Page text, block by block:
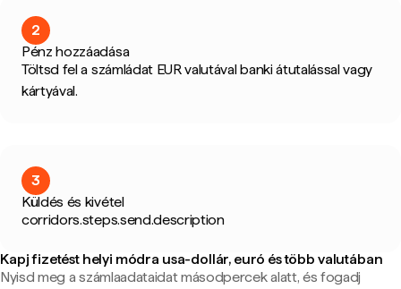
2
Pénz hozzáadása
Töltsd fel a számládat EUR valutával banki átutalással vagy
kártyával.
3
Küldés és kivétel
corridors.steps.send.description
Kapj fizetést helyi módra usa-dollár, euró és több valutában
Nyisd meg a számlaadataidat másodpercek alatt, és fogadj